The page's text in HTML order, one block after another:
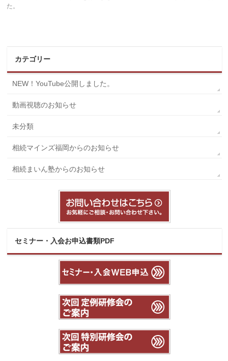
た。
カテゴリー
NEW！YouTube公開しました。
動画視聴のお知らせ
未分類
相続マインズ福岡からのお知らせ
相続まいん塾からのお知らせ
セミナー・入会お申込書類PDF